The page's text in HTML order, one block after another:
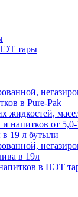
тары
в Pure-Pak
жидкостей,
напитков от
в 19 л бутыли
в 19л
в ПЭТ